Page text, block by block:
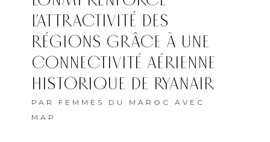
L’ATTRACTIVITÉ DES
RÉGIONS GRÂCE À UNE
CONNECTIVITÉ AÉRIENNE
HISTORIQUE DE RYANAIR
PAR FEMMES DU MAROC AVEC
MAP